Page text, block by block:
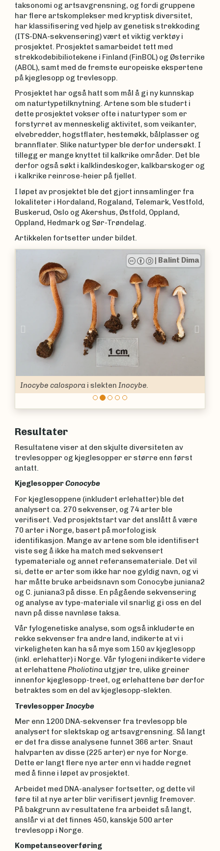
taksonomi og artsavgrensning, og fordi gruppene
har flere artskomplekser med kryptisk diversitet,
har klassifisering ved hjelp av genetisk strekkoding
(ITS-DNA-sekvensering) vært et viktig verktøy i
prosjektet. Prosjektet samarbeidet tett med
strekkodebibiliotekene i Finland (FinBOL) og Østerrike
(ABOL), samt med de fremste europeiske ekspertene
på kjeglesopp og trevlesopp.
Prosjektet har også hatt som mål å gi ny kunnskap
om naturtypetilknytning. Artene som ble studert i
dette prosjektet vokser ofte i naturtyper som er
forstyrret av menneskelig aktivitet, som veikanter,
elvebredder, hogstflater, hestemøkk, bålplasser og
brannflater. Slike naturtyper ble derfor undersøkt. I
tillegg er mange knyttet til kalkrike områder. Det ble
derfor også søkt i kalklindeskoger, kalkbarskoger og
i kalkrike reinrose-heier på fjellet.
I løpet av prosjektet ble det gjort innsamlinger fra
lokaliteter i Hordaland, Rogaland, Telemark, Vestfold,
Buskerud, Oslo og Akershus, Østfold, Oppland,
Oppland, Hedmark og Sør-Trøndelag.
Artikkelen fortsetter under bildet.
| Balint Dima
Inocybe calospora i slekten Inocybe.
Piggsporet trevlesopp
calosporaQuél.
Previous
Resultater
Resultatene viser at den skjulte diversiteten av
trevlesopper og kjeglesopper er større enn først
antatt.
KjeglesopperConocybe
For kjeglesoppene (inkludert erlehatter) ble det
analysert ca. 270 sekvenser, og 74 arter ble
verifisert. Ved prosjektstart var det anslått å være
70 arter i Norge, basert på morfologisk
identifikasjon. Mange av artene som ble identifisert
viste seg å ikke ha match med sekvensert
typemateriale og annet referansemateriale. Det vil
si, dette er arter som ikke har noe gyldig navn, og vi
har måtte bruke arbeidsnavn som Conocybe juniana2
og C. juniana3 på disse. En pågående sekvensering
og analyse av type-materiale vil snarlig gi oss en del
navn på disse navnløse taksa.
Vår fylogenetiske analyse, som også inkluderte en
rekke sekvenser fra andre land, indikerte at vi i
virkeligheten kan ha så mye som 150 av kjeglesopp
(inkl. erlehatter) i Norge. Vår fylogeni indikerte videre
at erlehattene Pholiotina utgjør tre, ulike greiner
innenfor kjeglesopp-treet, og erlehattene bør derfor
betraktes som en del av kjeglesopp-slekten.
TrevlesopperInocybe
Mer enn 1200 DNA-sekvenser fra trevlesopp ble
analysert for slektskap og artsavgrensning. Så langt
er det fra disse analysene funnet 366 arter. Snaut
halvparten av disse (225 arter) er nye for Norge.
Dette er langt flere nye arter enn vi hadde regnet
med å finne i løpet av prosjektet.
Arbeidet med DNA-analyser fortsetter, og dette vil
føre til at nye arter blir verifisert jevnlig fremover.
På bakgrunn av resultatene fra arbeidet så langt,
anslår vi at det finnes 450, kanskje 500 arter
trevlesopp i Norge.
Kompetanseoverføring